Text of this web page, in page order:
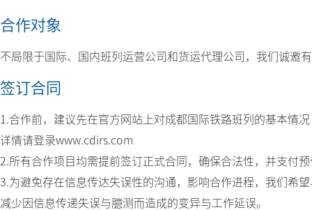
合作对象
不局限于国际、国内班列运营公司和货运代理公司，我们诚邀
签订合同
1.合作前，建议先在官方网站上对成都国际铁路班列的基本情
详情请登录www.cdirs.com
2.所有合作项目均需提前签订正式合同，确保合法性，并支付
3.为避免存在信息传达失误性的沟通，影响合作进程，我们希
减少因信息传递失误与臆测而造成的变异与工作延误。